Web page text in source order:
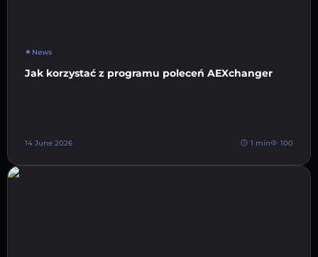
News
Jak korzystać z programu poleceń AEXchanger
14 June 2026 1 min 100